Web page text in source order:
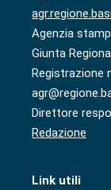
Agenzia
Giunta
Registrazione
Direttore
Redazione
Link utili